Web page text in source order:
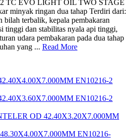
TC EVO LIGHT OIL TWO STAGE
minyak ringan dua tahap Terdiri dari:
bilah terbalik, kepala pembakaran
tinggi dan stabilitas nyala api tinggi,
udara pembakaran pada dua tahap
yang ... Read More
EN10216-2
EN10216-2
OD 42.40X3.20X7.000MM
EN10216-